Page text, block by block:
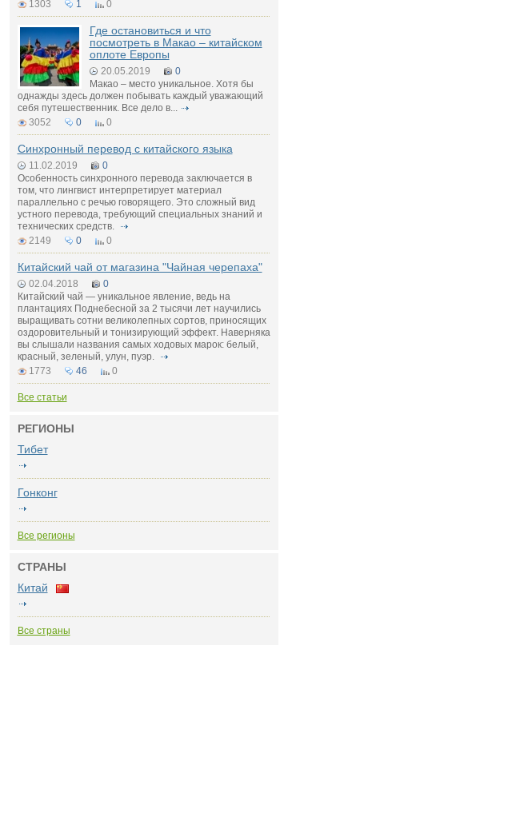
1303
1 0
Где остановиться и что
посмотреть в Макао – китайском
оплоте Европы
20.05.2019
0
Макао – место уникальное. Хотя бы
однажды здесь должен побывать каждый уважающий
себя путешественник. Все дело в...
3052
0 0
Синхронный перевод с китайского языка
11.02.2019
0
Особенность синхронного перевода заключается в
том, что лингвист интерпретирует материал
параллельно с речью говорящего. Это сложный вид
устного перевода, требующий специальных знаний и
технических средств.
2149
0 0
Китайский чай от магазина "Чайная черепаха"
02.04.2018
0
Китайский чай — уникальное явление, ведь на
плантациях Поднебесной за 2 тысячи лет научились
выращивать сотни великолепных сортов, приносящих
оздоровительный и тонизирующий эффект. Наверняка
вы слышали названия самых ходовых марок: белый,
красный, зеленый, улун, пуэр.
1773
46 0
Все статьи
РЕГИОНЫ
Тибет
Гонконг
Все регионы
СТРАНЫ
Китай
Все страны